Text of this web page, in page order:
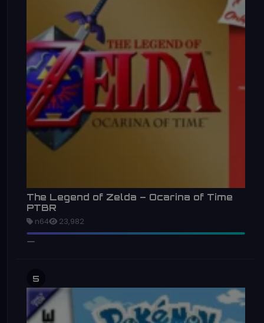
The Legend of Zelda – Ocarina of Time
PTBR
n64 23,982
5